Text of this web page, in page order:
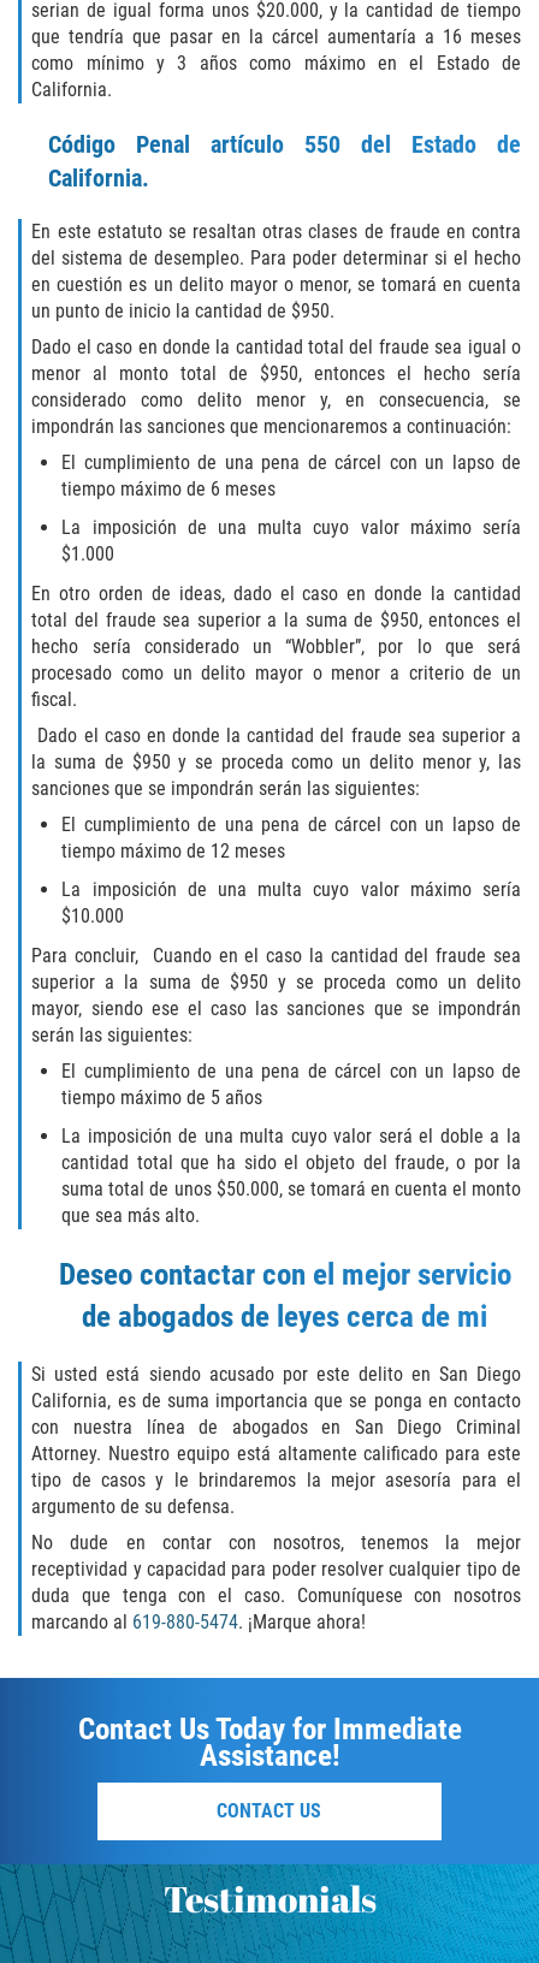
GAMBLING FRAUD
IDENTITY THEFT
JUVENILE
Post Conviction Matters
SEX CRIMES
CHILD MOLESTATION
INDECENT EXPOSURE
LEWD ACTS WITH A CHILD
LEWD CONDUCT IN PUBLIC
PROSTITUTION / SOLICITATION
SEXUAL BATTERY
STATUTORY RAPE
THEFT
BURGLARY
EMBEZZLEMENT
PETTY THEFT
RECEIVING STOLEN PROPERTY
ROBBERY
SHOPLIFTING
White Collar
OTHER PRACTICE AREAS
RECENT CASE RESULTS
Contact Us
VISTA CRIMINAL ATTORNEY
serian de igual forma unos $20.000, y la cantidad de tiempo
que tendría que pasar en la cárcel aumentaría a 16 meses
como mínimo y 3 años como máximo en el Estado de
California.
Código Penal artículo 550 del Estado de
California.
En este estatuto se resaltan otras clases de fraude en contra
del sistema de desempleo. Para poder determinar si el hecho
en cuestión es un delito mayor o menor, se tomará en cuenta
un punto de inicio la cantidad de $950.
Dado el caso en donde la cantidad total del fraude sea igual o
menor al monto total de $950, entonces el hecho sería
considerado como delito menor y, en consecuencia, se
impondrán las sanciones que mencionaremos a continuación:
El cumplimiento de una pena de cárcel con un lapso de
tiempo máximo de 6 meses
La imposición de una multa cuyo valor máximo sería
$1.000
En otro orden de ideas, dado el caso en donde la cantidad
total del fraude sea superior a la suma de $950, entonces el
hecho sería considerado un “Wobbler”, por lo que será
procesado como un delito mayor o menor a criterio de un
fiscal.
Dado el caso en donde la cantidad del fraude sea superior a
la suma de $950 y se proceda como un delito menor y, las
sanciones que se impondrán serán las siguientes:
El cumplimiento de una pena de cárcel con un lapso de
tiempo máximo de 12 meses
La imposición de una multa cuyo valor máximo sería
$10.000
Para concluir, Cuando en el caso la cantidad del fraude sea
superior a la suma de $950 y se proceda como un delito
mayor, siendo ese el caso las sanciones que se impondrán
serán las siguientes:
El cumplimiento de una pena de cárcel con un lapso de
tiempo máximo de 5 años
La imposición de una multa cuyo valor será el doble a la
cantidad total que ha sido el objeto del fraude, o por la
suma total de unos $50.000, se tomará en cuenta el monto
que sea más alto.
Deseo contactar con el mejor servicio
de abogados de leyes cerca de mi
Si usted está siendo acusado por este delito en San Diego
California, es de suma importancia que se ponga en contacto
con nuestra línea de abogados en San Diego Criminal
Attorney. Nuestro equipo está altamente calificado para este
tipo de casos y le brindaremos la mejor asesoría para el
argumento de su defensa.
No dude en contar con nosotros, tenemos la mejor
receptividad y capacidad para poder resolver cualquier tipo de
duda que tenga con el caso. Comuníquese con nosotros
marcando al 619-880-5474. ¡Marque ahora!
Contact Us Today for Immediate
Assistance!
CONTACT US
Testimonials